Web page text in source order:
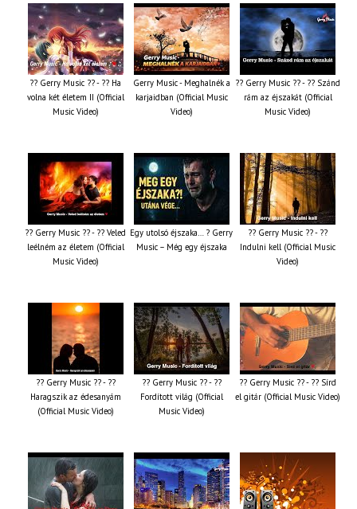
?? Gerry Music ?? - ?? Ha
volna két életem II (Official
Music Video)
Gerry Music - Meghalnék a
karjaidban (Official Music
Video)
?? Gerry Music ?? - ?? Szánd
rám az éjszakát (Official
Music Video)
?? Gerry Music ?? - ?? Veled
leélném az életem (Official
Music Video)
Egy utolsó éjszaka… ? Gerry
Music – Még egy éjszaka
?? Gerry Music ?? - ??
Indulni kell (Official Music
Video)
?? Gerry Music ?? - ??
Haragszik az édesanyám
(Official Music Video)
?? Gerry Music ?? - ??
Fordított világ (Official
Music Video)
?? Gerry Music ?? - ?? Sírd
el gitár (Official Music Video)